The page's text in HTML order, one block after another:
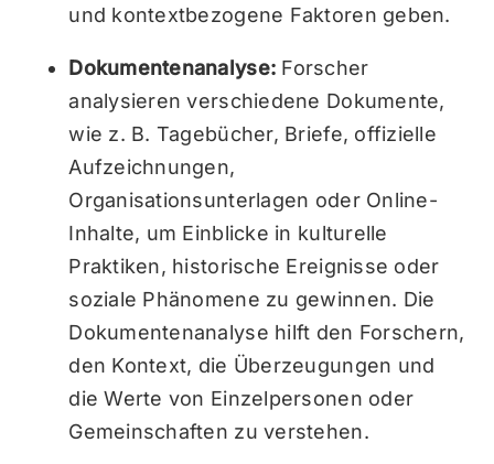
und kontextbezogene Faktoren geben.
Dokumentenanalyse: Forscher
analysieren verschiedene Dokumente,
wie z. B. Tagebücher, Briefe, offizielle
Aufzeichnungen,
Organisationsunterlagen oder Online-
Inhalte, um Einblicke in kulturelle
Praktiken, historische Ereignisse oder
soziale Phänomene zu gewinnen. Die
Dokumentenanalyse hilft den Forschern,
den Kontext, die Überzeugungen und
die Werte von Einzelpersonen oder
Gemeinschaften zu verstehen.